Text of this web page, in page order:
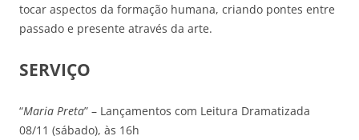
tocar aspectos da formação humana, criando pontes entre
passado e presente através da arte.
SERVIÇO
“Maria Preta” – Lançamentos com Leitura Dramatizada
08/11 (sábado), às 16h